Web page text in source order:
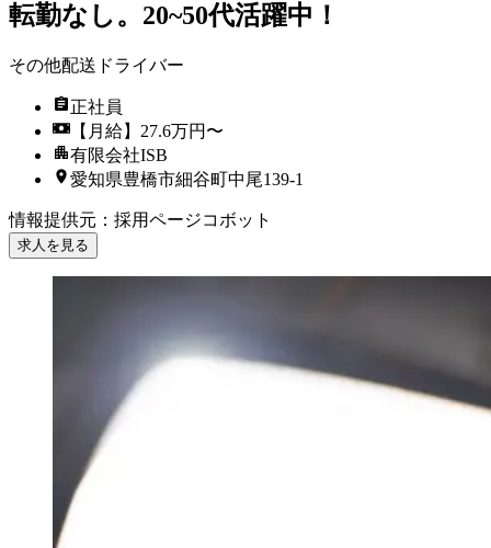
転勤なし。20~50代活躍中！
その他配送ドライバー
正社員
【月給】27.6万円〜
有限会社ISB
愛知県豊橋市細谷町中尾139-1
情報提供元 ： 採用ページコボット
求人を見る